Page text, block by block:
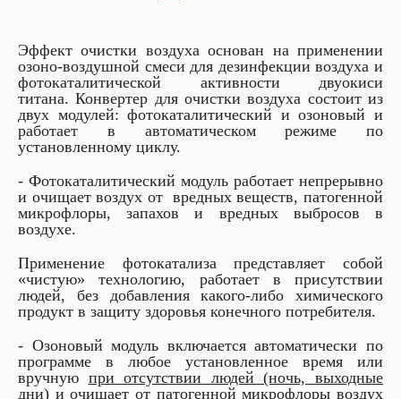
Эффект очистки воздуха основан на применении
озоно-воздушной смеси для дезинфекции воздуха и
фотокаталитической активности двуокиси
титана.Конвертер для очистки воздуха состоит из
двух модулей: фотокаталитический и озоновый и
работает в автоматическом режиме по
установленному циклу.
- Фотокаталитический модуль работает непрерывно
и очищает воздух от вредных веществ, патогенной
микрофлоры, запахов и вредных выбросов в
воздухе.
Применение фотокатализа представляет собой
«чистую» технологию, работает в присутствии
людей, без добавления какого-либо химического
продукт в защиту здоровья конечного потребителя.
- Озоновый модуль включается автоматически по
программе в любое установленное время или
вручную при отсутствии людей (ночь, выходные
дни) и очищает от патогенной микрофлоры воздух